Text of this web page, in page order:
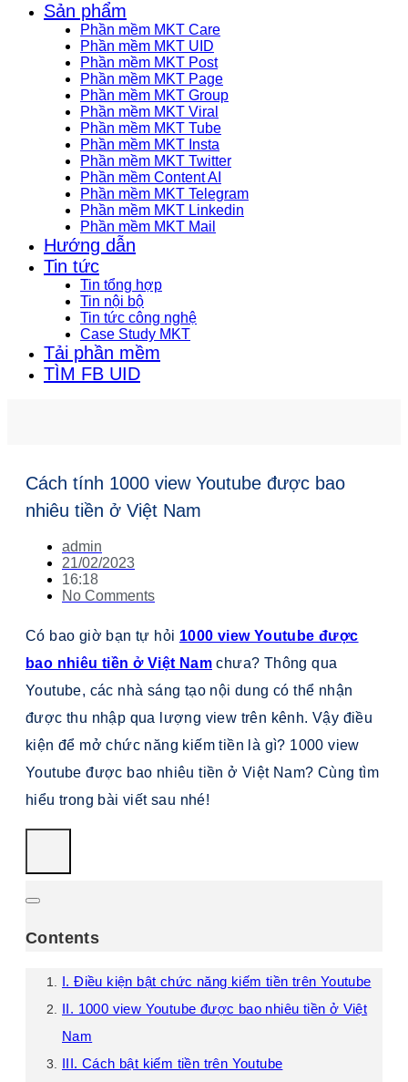
Sản phẩm
Phần mềm MKT Care
Phần mềm MKT UID
Phần mềm MKT Post
Phần mềm MKT Page
Phần mềm MKT Group
Phần mềm MKT Viral
Phần mềm MKT Tube
Phần mềm MKT Insta
Phần mềm MKT Twitter
Phần mềm Content AI
Phần mềm MKT Telegram
Phần mềm MKT Linkedin
Phần mềm MKT Mail
Hướng dẫn
Tin tức
Tin tổng hợp
Tin nội bộ
Tin tức công nghệ
Case Study MKT
Tải phần mềm
TÌM FB UID
Cách tính 1000 view Youtube được bao
nhiêu tiền ở Việt Nam
admin
21/02/2023
16:18
No Comments
Có bao giờ bạn tự hỏi 1000 view Youtube được
bao nhiêu tiền ở Việt Nam chưa? Thông qua
Youtube, các nhà sáng tạo nội dung có thể nhận
được thu nhập qua lượng view trên kênh. Vậy điều
kiện để mở chức năng kiếm tiền là gì? 1000 view
Youtube được bao nhiêu tiền ở Việt Nam? Cùng tìm
hiểu trong bài viết sau nhé!
Contents
I. Điều kiện bật chức năng kiếm tiền trên Youtube
II. 1000 view Youtube được bao nhiêu tiền ở Việt
Nam
III. Cách bật kiếm tiền trên Youtube